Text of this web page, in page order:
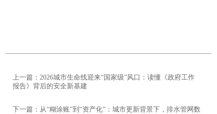
上一篇：2026城市生命线迎来“国家级”风口：读懂《政府工作
报告》背后的安全新基建
下一篇：从“糊涂账”到“资产化”：城市更新背景下，排水管网数